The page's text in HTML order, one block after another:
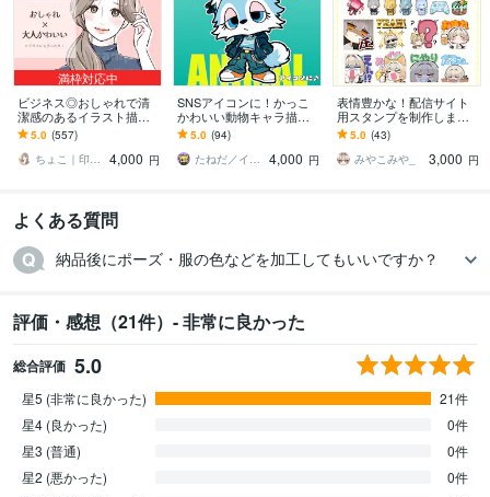
満枠対応中
ビジネス◎おしゃれで清
潔感のあるイラスト描き
ます 大人かわいいアイコ
ンで信頼度UP！インス
タ・ココナラ用に
5.0 (557)
ちょこ｜印象と信頼を形にするアイコン職人
4,000 円
SNSアイコンに！かっこ
かわいい動物キャラ描き
ます ストリート系！かっ
こかわいい動物キャラ作
成｜修正無制限
5.0 (94)
たねだ／イラストレーター
4,000 円
表情豊かな！配信サイト
用スタンプを制作します Y
ouTube・Twitch・LINEス
タンプにオススメ！
5.0 (43)
みやこみや_
3,000 円
よくある質問
納品後にポーズ・服の色などを加工してもいいですか？
評価・感想（21件）- 非常に良かった
総合評価 5.0
星5 (非常に良かった)
21件
星4 (良かった)
0件
星3 (普通)
0件
星2 (悪かった)
0件